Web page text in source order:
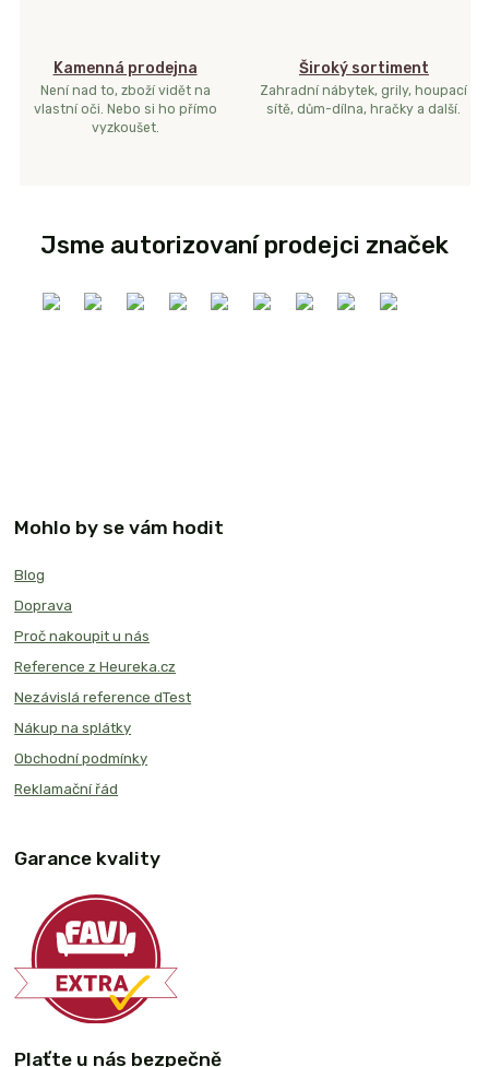
Kamenná prodejna
Není nad to, zboží vidět na
vlastní oči. Nebo si ho přímo
vyzkoušet.
Široký sortiment
Zahradní nábytek, grily, houpací
sítě, dům-dílna, hračky a další.
Jsme autorizovaní prodejci značek
Mohlo by se vám hodit
Blog
Doprava
Proč nakoupit u nás
Reference z Heureka.cz
Nezávislá reference dTest
Nákup na splátky
Obchodní podmínky
Reklamační řád
Garance kvality
Plaťte u nás bezpečně